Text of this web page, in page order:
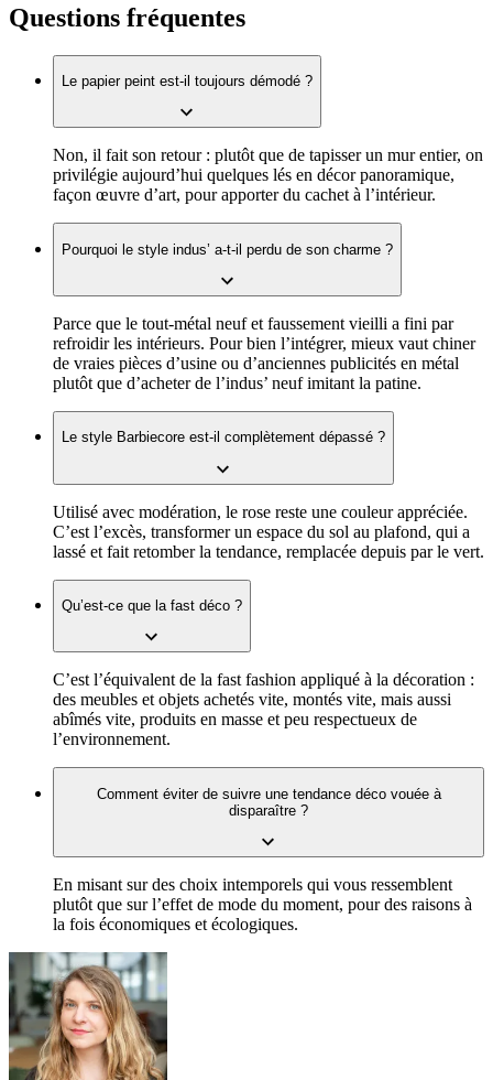
Questions fréquentes
Le papier peint est-il toujours démodé ?
Non, il fait son retour : plutôt que de tapisser un mur entier, on
privilégie aujourd’hui quelques lés en décor panoramique,
façon œuvre d’art, pour apporter du cachet à l’intérieur.
Pourquoi le style indus’ a-t-il perdu de son charme ?
Parce que le tout-métal neuf et faussement vieilli a fini par
refroidir les intérieurs. Pour bien l’intégrer, mieux vaut chiner
de vraies pièces d’usine ou d’anciennes publicités en métal
plutôt que d’acheter de l’indus’ neuf imitant la patine.
Le style Barbiecore est-il complètement dépassé ?
Utilisé avec modération, le rose reste une couleur appréciée.
C’est l’excès, transformer un espace du sol au plafond, qui a
lassé et fait retomber la tendance, remplacée depuis par le vert.
Qu’est-ce que la fast déco ?
C’est l’équivalent de la fast fashion appliqué à la décoration :
des meubles et objets achetés vite, montés vite, mais aussi
abîmés vite, produits en masse et peu respectueux de
l’environnement.
Comment éviter de suivre une tendance déco vouée à
disparaître ?
En misant sur des choix intemporels qui vous ressemblent
plutôt que sur l’effet de mode du moment, pour des raisons à
la fois économiques et écologiques.